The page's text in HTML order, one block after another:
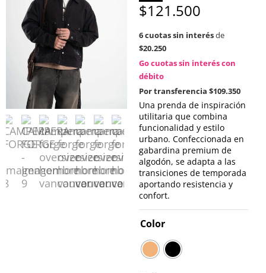
$121.500
6 cuotas sin interésde
$20.250
Go cuotas sin interés con
débito
Por transferencia $109.350
Una prenda de inspiración
utilitaria que combina
funcionalidad y estilo
urbano. Confeccionada en
gabardina premium de
algodón, se adapta a las
transiciones de temporada
aportando resistencia y
confort.
Color